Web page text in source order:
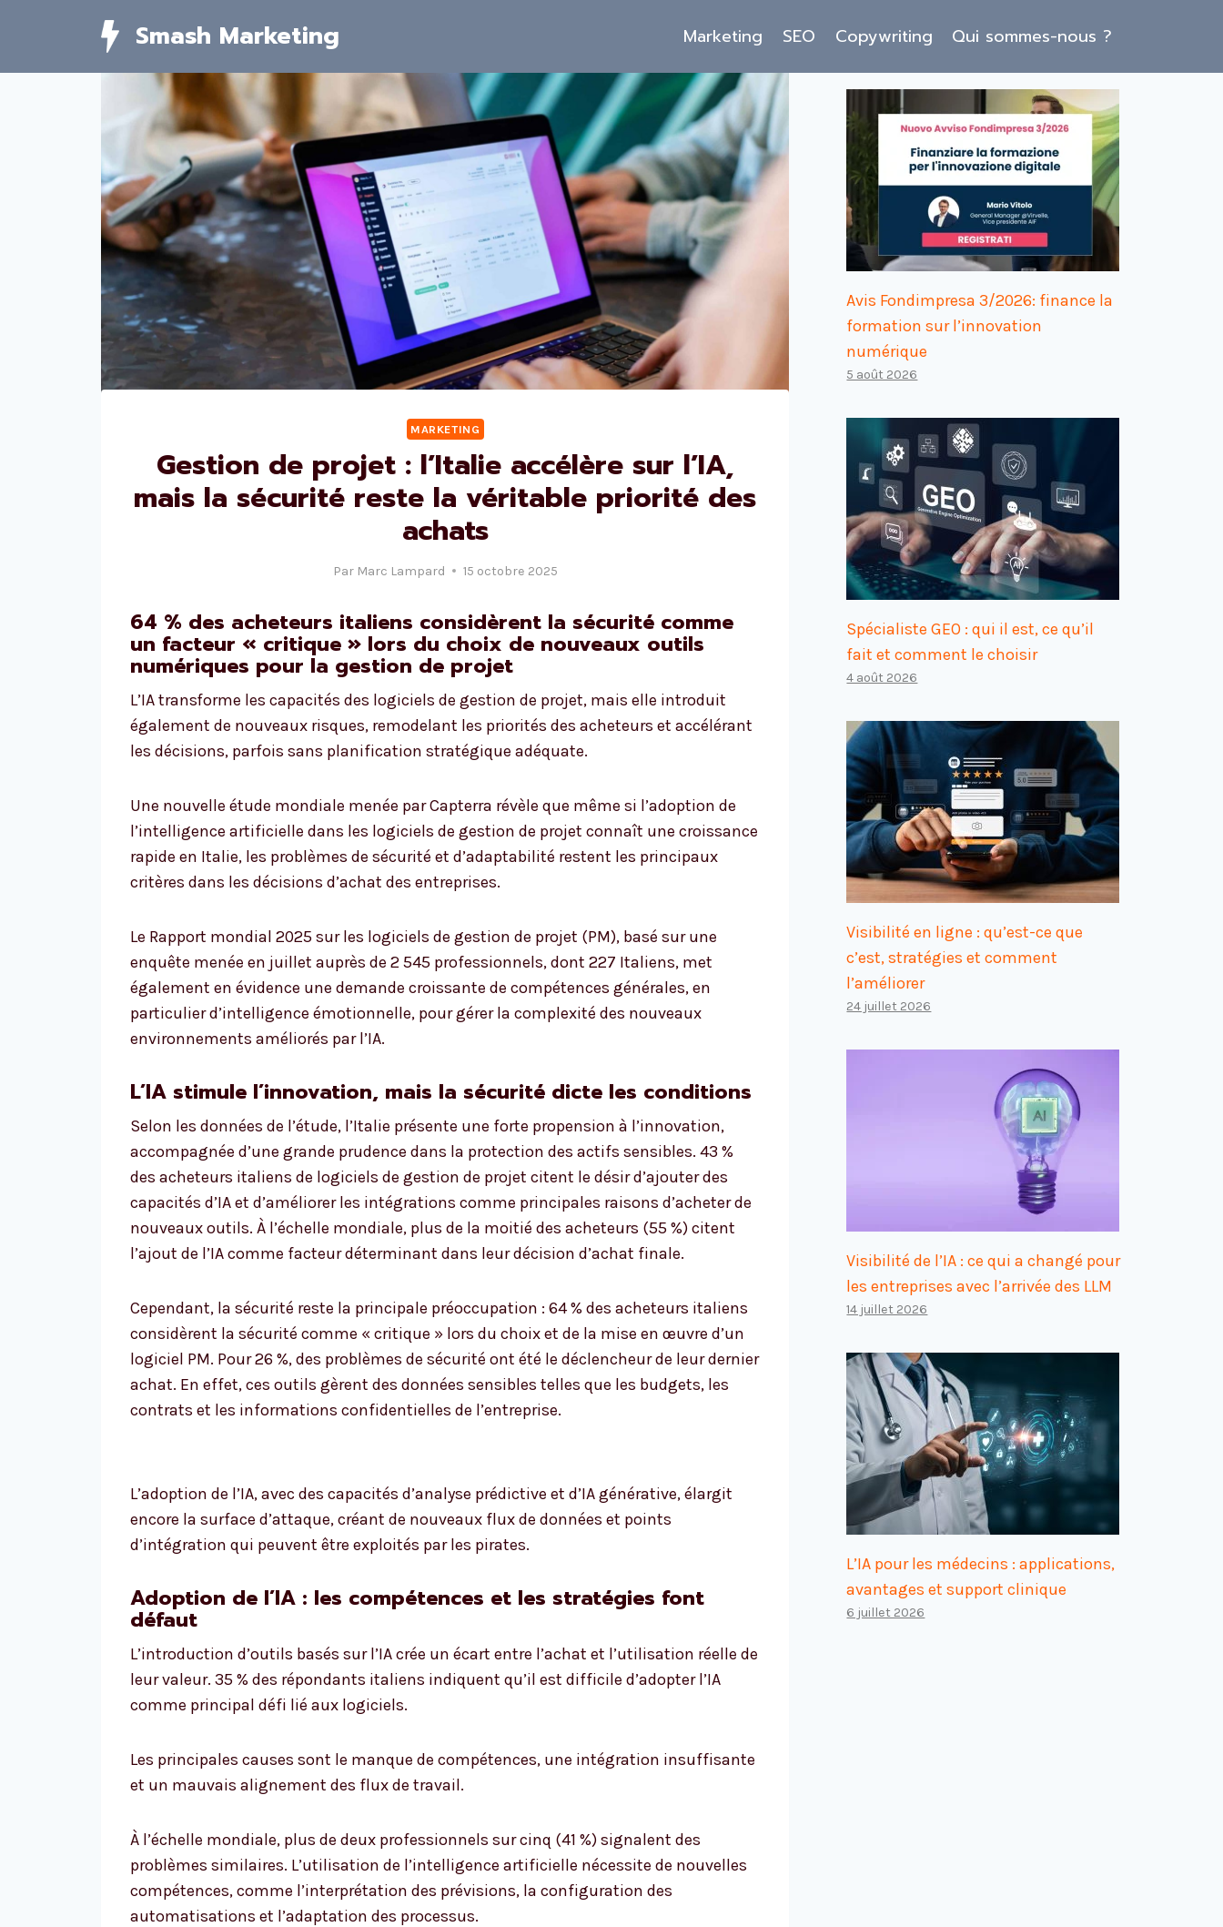
Smash Marketing Marketing SEO Copywriting Qui sommes-nous ?
MARKETING
Gestion de projet : l’Italie accélère sur l’IA,
mais la sécurité reste la véritable priorité des
achats
Par Marc Lampard 15 octobre 2025
64 % des acheteurs italiens considèrent la sécurité comme
un facteur « critique » lors du choix de nouveaux outils
numériques pour la gestion de projet
L’IA transforme les capacités des logiciels de gestion de projet, mais elle introduit
également de nouveaux risques, remodelant les priorités des acheteurs et accélérant
les décisions, parfois sans planification stratégique adéquate.
Une nouvelle étude mondiale menée par Capterra révèle que même si l’adoption de
l’intelligence artificielle dans les logiciels de gestion de projet connaît une croissance
rapide en Italie, les problèmes de sécurité et d’adaptabilité restent les principaux
critères dans les décisions d’achat des entreprises.
Le Rapport mondial 2025 sur les logiciels de gestion de projet (PM), basé sur une
enquête menée en juillet auprès de 2 545 professionnels, dont 227 Italiens, met
également en évidence une demande croissante de compétences générales, en
particulier d’intelligence émotionnelle, pour gérer la complexité des nouveaux
environnements améliorés par l’IA.
L’IA stimule l’innovation, mais la sécurité dicte les conditions
Selon les données de l’étude, l’Italie présente une forte propension à l’innovation,
accompagnée d’une grande prudence dans la protection des actifs sensibles. 43 %
des acheteurs italiens de logiciels de gestion de projet citent le désir d’ajouter des
capacités d’IA et d’améliorer les intégrations comme principales raisons d’acheter de
nouveaux outils. À l’échelle mondiale, plus de la moitié des acheteurs (55 %) citent
l’ajout de l’IA comme facteur déterminant dans leur décision d’achat finale.
Cependant, la sécurité reste la principale préoccupation : 64 % des acheteurs italiens
considèrent la sécurité comme « critique » lors du choix et de la mise en œuvre d’un
logiciel PM. Pour 26 %, des problèmes de sécurité ont été le déclencheur de leur dernier
achat. En effet, ces outils gèrent des données sensibles telles que les budgets, les
contrats et les informations confidentielles de l’entreprise.
L’adoption de l’IA, avec des capacités d’analyse prédictive et d’IA générative, élargit
encore la surface d’attaque, créant de nouveaux flux de données et points
d’intégration qui peuvent être exploités par les pirates.
Adoption de l’IA : les compétences et les stratégies font
défaut
L’introduction d’outils basés sur l’IA crée un écart entre l’achat et l’utilisation réelle de
leur valeur. 35 % des répondants italiens indiquent qu’il est difficile d’adopter l’IA
comme principal défi lié aux logiciels.
Les principales causes sont le manque de compétences, une intégration insuffisante
et un mauvais alignement des flux de travail.
À l’échelle mondiale, plus de deux professionnels sur cinq (41 %) signalent des
problèmes similaires. L’utilisation de l’intelligence artificielle nécessite de nouvelles
compétences, comme l’interprétation des prévisions, la configuration des
automatisations et l’adaptation des processus.
Avis Fondimpresa 3/2026: finance la
formation sur l’innovation
numérique
5 août 2026
Spécialiste GEO : qui il est, ce qu’il
fait et comment le choisir
4 août 2026
Visibilité en ligne : qu’est-ce que
c’est, stratégies et comment
l’améliorer
24 juillet 2026
Visibilité de l’IA : ce qui a changé pour
les entreprises avec l’arrivée des LLM
14 juillet 2026
L’IA pour les médecins : applications,
avantages et support clinique
6 juillet 2026